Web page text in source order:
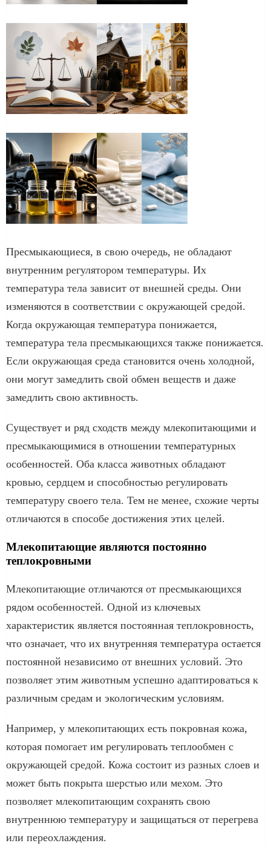
Пресмыкающиеся, в свою очередь, не обладают
внутренним регулятором температуры. Их
температура тела зависит от внешней среды. Они
изменяются в соответствии с окружающей средой.
Когда окружающая температура понижается,
температура тела пресмыкающихся также понижается.
Если окружающая среда становится очень холодной,
они могут замедлить свой обмен веществ и даже
замедлить свою активность.
Существует и ряд сходств между млекопитающими и
пресмыкающимися в отношении температурных
особенностей. Оба класса животных обладают
кровью, сердцем и способностью регулировать
температуру своего тела. Тем не менее, схожие черты
отличаются в способе достижения этих целей.
Млекопитающие являются постоянно
теплокровными
Млекопитающие отличаются от пресмыкающихся
рядом особенностей. Одной из ключевых
характеристик является постоянная теплокровность,
что означает, что их внутренняя температура остается
постоянной независимо от внешних условий. Это
позволяет этим животным успешно адаптироваться к
различным средам и экологическим условиям.
Например, у млекопитающих есть покровная кожа,
которая помогает им регулировать теплообмен с
окружающей средой. Кожа состоит из разных слоев и
может быть покрыта шерстью или мехом. Это
позволяет млекопитающим сохранять свою
внутреннюю температуру и защищаться от перегрева
или переохлаждения.